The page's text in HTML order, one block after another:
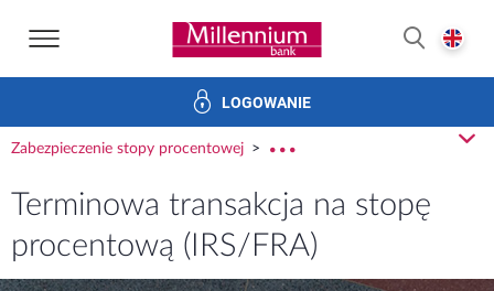
Strona główna Bank Millennium
LOGOWANIE
Finansowanie handlu Produkty skarbu Bankowość
Zabezpieczenie stopy procentowej
Terminowa transakcja na stopę
procentową (IRS/FRA)